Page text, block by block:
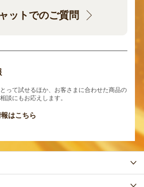
ットでのご質問
って試せるほか、お客さまに合わせた商品の
談にもお応えします。
はこちら